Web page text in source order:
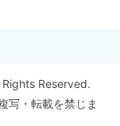
Reserved.
写・転載を禁じま